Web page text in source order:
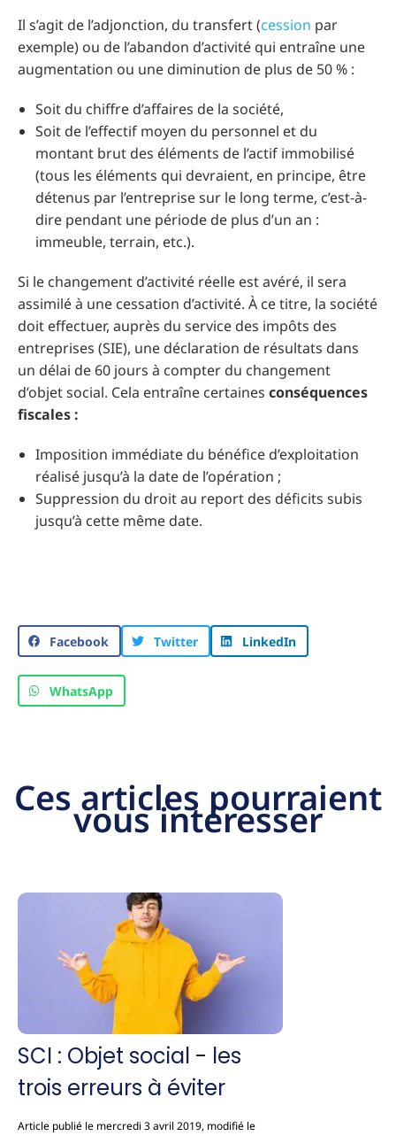
Il s’agit de l’adjonction, du transfert (cession par
exemple) ou de l’abandon d’activité qui entraîne une
augmentation ou une diminution de plus de 50 % :
Soit du chiffre d’affaires de la société,
Soit de l’effectif moyen du personnel et du
montant brut des éléments de l’actif immobilisé
(tous les éléments qui devraient, en principe, être
détenus par l’entreprise sur le long terme, c’est-à-
dire pendant une période de plus d’un an :
immeuble, terrain, etc.).
Si le changement d’activité réelle est avéré, il sera
assimilé à une cessation d’activité. À ce titre, la société
doit effectuer, auprès du service des impôts des
entreprises (SIE), une déclaration de résultats dans
un délai de 60 jours à compter du changement
d’objet social. Cela entraîne certaines conséquences
fiscales :
Imposition immédiate du bénéfice d’exploitation
réalisé jusqu’à la date de l’opération ;
Suppression du droit au report des déficits subis
jusqu’à cette même date.
Facebook Twitter LinkedIn
WhatsApp
Ces articles pourraient
vous intéresser
SCI : Objet social - les
trois erreurs à éviter
Article publié le mercredi 3 avril 2019, modifié le